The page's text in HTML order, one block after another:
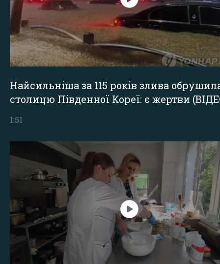
Найсильніша за 115 років злива
столицю Південної Кореї: є жертви
1:51